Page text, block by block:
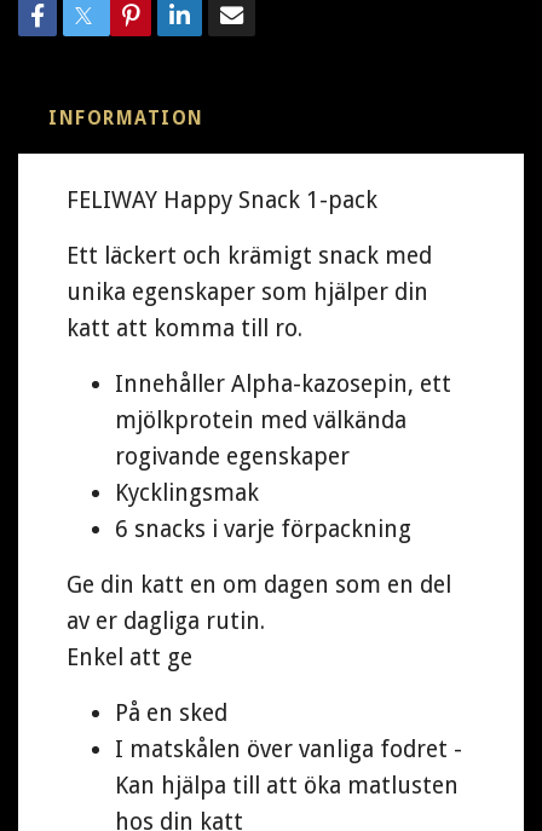
INFORMATION
FELIWAY Happy Snack 1-pack
Ett läckert och krämigt snack med
unika egenskaper som hjälper din
katt att komma till ro.
Innehåller Alpha-kazosepin, ett
mjölkprotein med välkända
rogivande egenskaper
Kycklingsmak
6 snacks i varje förpackning
Ge din katt en om dagen som en del
av er dagliga rutin.
Enkel att ge
På en sked
I matskålen över vanliga fodret -
Kan hjälpa till att öka matlusten
hos din katt